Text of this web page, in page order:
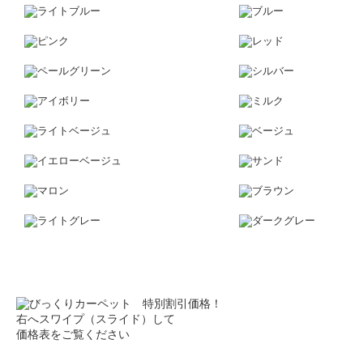
右へスワイプ（スライド）して
価格表をご覧ください